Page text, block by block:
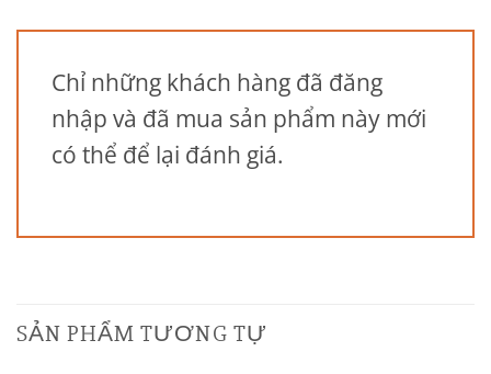
Chỉ những khách hàng đã đăng
nhập và đã mua sản phẩm này mới
có thể để lại đánh giá.
SẢN PHẨM TƯƠNG TỰ